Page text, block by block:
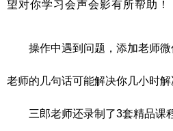
望对你学习会声会影有所帮助！
操作中遇到问题，添加老师
老师的几句话可能解决你几小时解
三郎老师还录制了3套精品课